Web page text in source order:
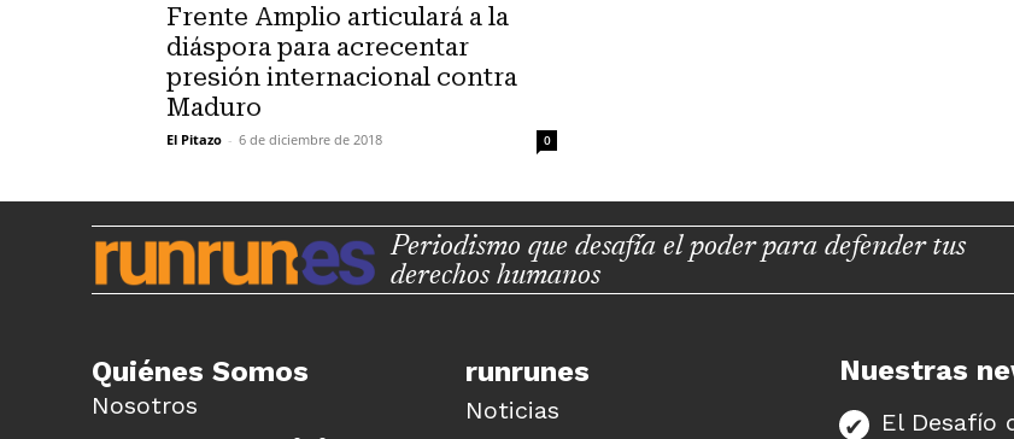
Frente Amplio articulará a la
diáspora para acrecentar
presión internacional contra
Maduro
El Pitazo - 6 de diciembre de 2018 0
Periodismo que desafía el poder para defender tus
derechos humanos
Quiénes Somos
Nosotros
runrunes
Noticias
Nuestras
El Desafío